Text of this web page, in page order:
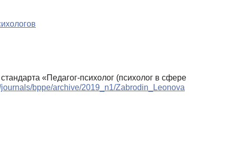
«Педагог-психолог (психолог в сфере
bppe/archive/2019_n1/Zabrodin_Leonova